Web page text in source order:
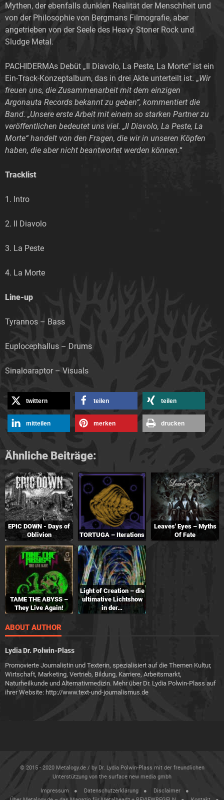
Mythen, der ebenfalls dunklen Realität der Menschheit und
von der Philosophie von Bergmans Filmografie, aber
angetrieben von der Seele des Heavy Stoner Rock und
Sludge Metal.
PACHIDERMAs Debüt „Il Diavolo, La Peste, La Morte“ ist ein
Ein-Track-Konzeptalbum, das in drei Akte unterteilt ist. „Wir
freuen uns, die Zusammenarbeit mit dem einzigen
Argonauta Records bekannt zu geben“, kommentiert die
Band. „Unsere erste Arbeit mit einem so starken Partner zu
veröffentlichen bedeutet uns viel. „Il Diavolo, La Peste, La
Morte“ handelt von den Fragen, die wir in unseren Köpfen
haben, die aber nicht beantwortet werden können.“
Tracklist
1. Intro
2. Il Diavolo
3. La Peste
4. La Morte
Line-up
Tyrannos – Bass
Euplocephallus – Drums
Sinaloaraptor – Visuals
twittern teilen teilen
mitteilen merken drucken
Ähnliche Beiträge:
EPIC DOWN - Days of
Oblivion
TORTUGA – Iterations
Leaves' Eyes – Myths
Of Fate
TAME THE ABYSS –
They Live Again!
Light of Creation – die
ultimative Lichtshow
in der…
ABOUT AUTHOR
Lydia Dr. Polwin-Plass
Promovierte Journalistin und Texterin, spezialisiert auf die Themen Kultur,
Wirtschaft, Marketing, Vertrieb, Bildung, Karriere, Arbeitsmarkt,
Naturheilkunde und Alternativmedizin. Mehr über Dr. Lydia Polwin-Plass auf
ihrer Website: http://www.text-und-journalismus.de
© 2015 - 2020 Metalogy.de / by Dr. Lydia Polwin-Plass mit der freundlichen
Unterstützung von the surface new media gmbh
Impressum Datenschutzerklärung
Disclaimer